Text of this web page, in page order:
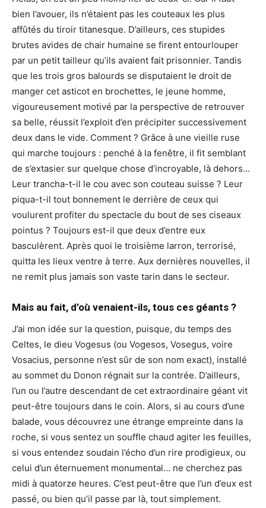
bien l’avouer, ils n’étaient pas les couteaux les plus
affûtés du tiroir titanesque. D’ailleurs, ces stupides
brutes avides de chair humaine se firent entourlouper
par un petit tailleur qu’ils avaient fait prisonnier. Tandis
que les trois gros balourds se disputaient le droit de
manger cet asticot en brochettes, le jeune homme,
vigoureusement motivé par la perspective de retrouver
sa belle, réussit l’exploit d’en précipiter successivement
deux dans le vide. Comment ? Grâce à une vieille ruse
qui marche toujours : penché à la fenêtre, il fit semblant
de s’extasier sur quelque chose d’incroyable, là dehors…
Leur trancha-t-il le cou avec son couteau suisse ? Leur
piqua-t-il tout bonnement le derrière de ceux qui
voulurent profiter du spectacle du bout de ses ciseaux
pointus ? Toujours est-il que deux d’entre eux
basculèrent. Après quoi le troisième larron, terrorisé,
quitta les lieux ventre à terre. Aux dernières nouvelles, il
ne remit plus jamais son vaste tarin dans le secteur.
Mais au fait, d’où venaient-ils, tous ces géants ?
J’ai mon idée sur la question, puisque, du temps des
Celtes, le dieu Vogesus (ou Vogesos, Vosegus, voire
Vosacius, personne n’est sûr de son nom exact), installé
au sommet du Donon régnait sur la contrée. D’ailleurs,
l’un ou l’autre descendant de cet extraordinaire géant vit
peut-être toujours dans le coin. Alors, si au cours d’une
balade, vous découvrez une étrange empreinte dans la
roche, si vous sentez un souffle chaud agiter les feuilles,
si vous entendez soudain l’écho d’un rire prodigieux, ou
celui d’un éternuement monumental… ne cherchez pas
midi à quatorze heures. C’est peut-être que l’un d’eux est
passé, ou bien qu’il passe par là, tout simplement.